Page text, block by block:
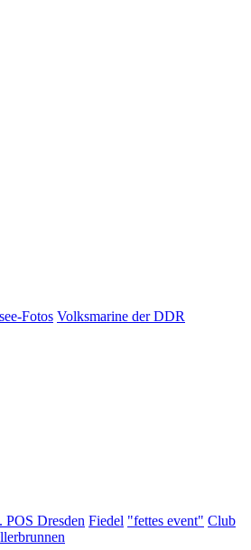
Fotos Volksmarine der DDR
POS Dresden Fiedel "fettes event" Club